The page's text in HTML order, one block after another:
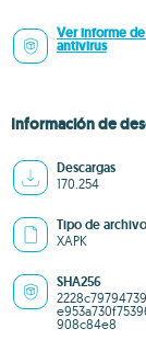
Ver informe
antivirus
Información de
Descargas
170.254
Tipo de archivo
XAPK
SHA256
908c84e8